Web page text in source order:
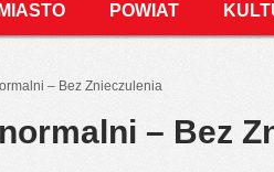
MIASTO POWIAT
– Bez Znieczulenia
– Bez